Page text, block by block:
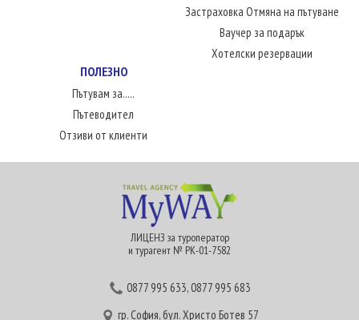
Застраховка Отмяна на пътуване
Ваучер за подарък
Хотелски резервации
ПОЛЕЗНО
Пътувам за.....
Пътеводител
Отзиви от клиенти
ЛИЦЕНЗ за туроператор
и турагент № РК-01-7582
0877 995 633,0877 995 683
гр. София, бул. Христо Ботев 57